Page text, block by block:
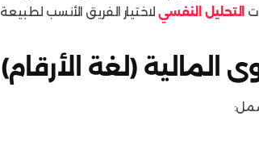
التحليل النفسي لاختيار الفريق الأنسب لطبيعة